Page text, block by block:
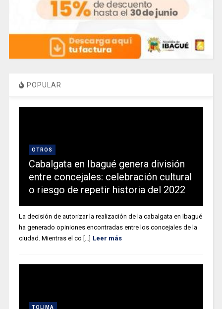
POPULAR
OTROS
Cabalgata en Ibagué genera división
entre concejales: celebración cultural
o riesgo de repetir historia del 2022
La decisión de autorizar la realización de la cabalgata en Ibagué
ha generado opiniones encontradas entre los concejales de la
ciudad. Mientras el co [...]
Leer más
TOLIMA